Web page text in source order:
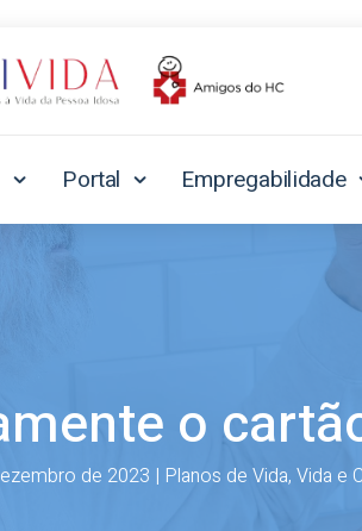
Portal Empregabilidade
o
de 2023 | Planos de Vida, Vida e